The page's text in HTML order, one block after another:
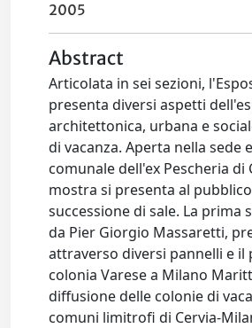
2005
Abstract
Articolata in sei sezioni,
presenta diversi aspetti
architettonica, urbana e
di vacanza. Aperta nella sede
comunale dell'ex Pescheria di
mostra si presenta al
successione di sale. La prima
da Pier Giorgio Massaretti,
attraverso diversi pannelli e il
colonia Varese a Milano
diffusione delle colonie di
comuni limitrofi di Cervia-